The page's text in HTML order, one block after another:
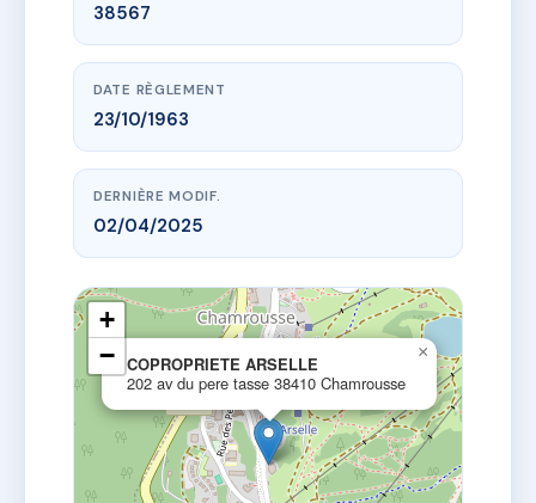
38567
DATE RÈGLEMENT
23/10/1963
DERNIÈRE MODIF.
02/04/2025
COPROPRIETE ARSELLE
202 av du pere tasse 38410 Chamrousse
×
+
−